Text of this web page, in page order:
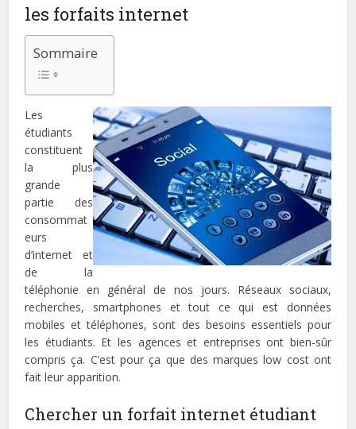
les forfaits internet
Sommaire
Les
étudiants
constituent
la plus
grande
partie des
consommat
eurs
d’internet et
de la
téléphonie en général de nos jours. Réseaux sociaux,
recherches, smartphones et tout ce qui est données
mobiles et téléphones, sont des besoins essentiels pour
les étudiants. Et les agences et entreprises ont bien-sûr
compris ça. C’est pour ça que des marques low cost ont
fait leur apparition.
Chercher un forfait internet étudiant